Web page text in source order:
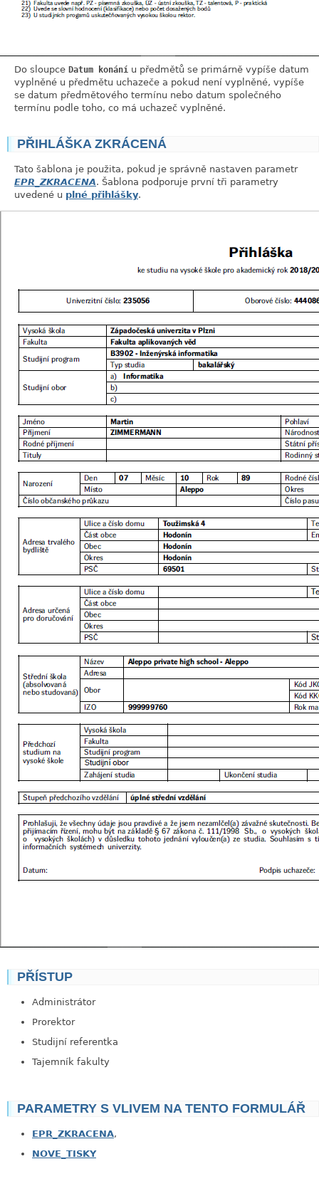
Do sloupce Datum konání u předmětů se primárně vypíše datum
vyplněné u předmětu uchazeče a pokud není vyplněné, vypíše
se datum předmětového termínu nebo datum společného
termínu podle toho, co má uchazeč vyplněné.
PŘIHLÁŠKA ZKRÁCENÁ
Tato šablona je použita, pokud je správně nastaven parametr
EPR_ZKRACENA. Šablona podporuje první tři parametry
uvedené u plné přihlášky.
PŘÍSTUP
Administrátor
Prorektor
Studijní referentka
Tajemník fakulty
PARAMETRY S VLIVEM NA TENTO FORMULÁŘ
EPR_ZKRACENA,
NOVE_TISKY